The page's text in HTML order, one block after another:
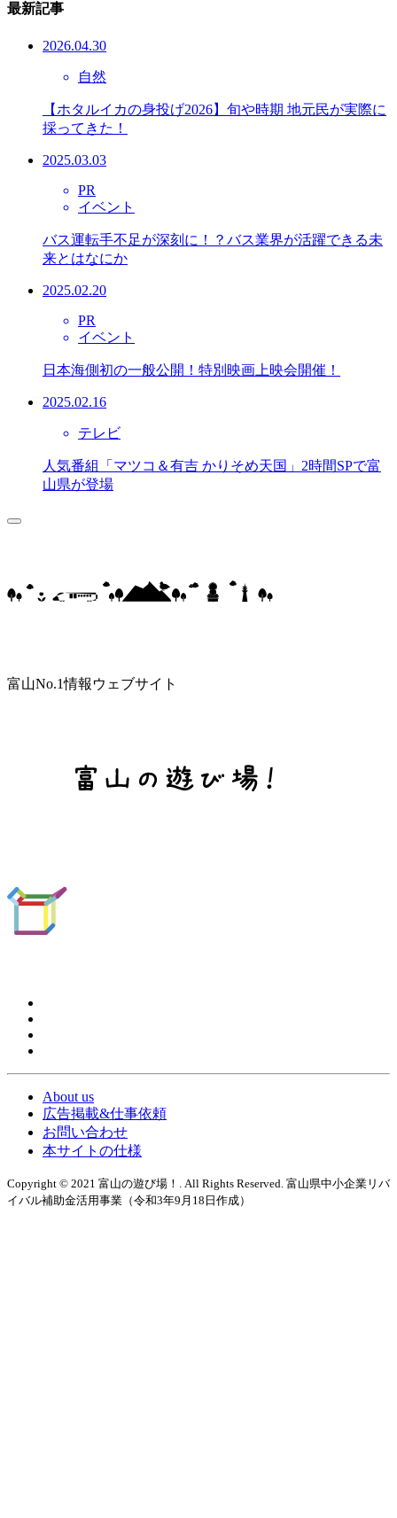
最新記事
2026.04.30
自然
【ホタルイカの身投げ2026】旬や時期 地元民が実際に
採ってきた！
2025.03.03
PR
イベント
バス運転手不足が深刻に！？バス業界が活躍できる未
来とはなにか
2025.02.20
PR
イベント
日本海側初の一般公開！特別映画上映会開催！
2025.02.16
テレビ
人気番組「マツコ＆有吉 かりそめ天国」2時間SPで富
山県が登場
富山No.1情報ウェブサイト
About us
広告掲載&仕事依頼
お問い合わせ
本サイトの仕様
Copyright © 2021 富山の遊び場！. All Rights Reserved. 富山県中小企業リバ
イバル補助金活用事業（令和3年9月18日作成）